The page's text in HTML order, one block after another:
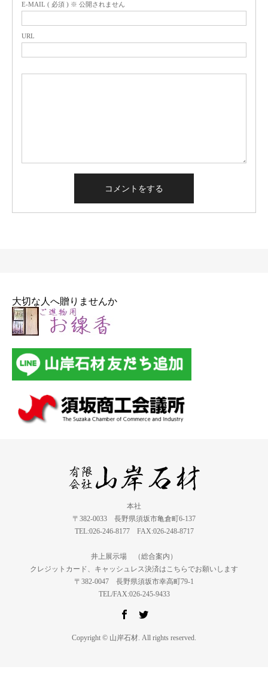
E-MAIL ( 必須 ) ※ 公開されません
URL
大切な人へ贈りませんか
本社
〒382-0033 長野県須坂市亀倉町6-137
TEL:026-246-8177 FAX:026-248-8717
井上展示場 （総合案内）
クレジットカード、キャッシュレス決済はこちらでお願いします
〒382-0047 長野県須坂市幸高町79-1
TEL/FAX:026-245-9433
Copyright © 山岸石材. All rights reserved.